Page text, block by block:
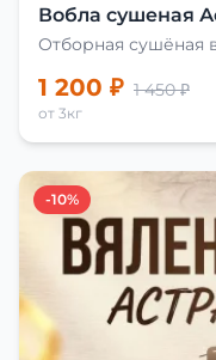
Вобла сушеная
Отборная сушёная
1 200 ₽ 1 450 ₽
от 3кг
-10%